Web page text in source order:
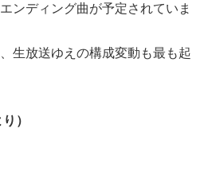
ンディング曲が予定されていま
生放送ゆえの構成変動も最も起
）